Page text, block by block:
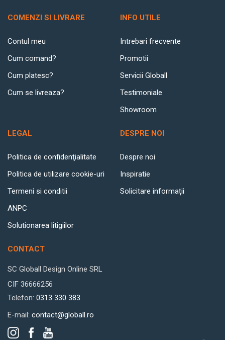
COMENZI SI LIVRARE
Contul meu
Cum comand?
Cum platesc?
Cum se livreaza?
INFO UTILE
Intrebari frecvente
Promotii
Servicii Globall
Testimoniale
Showroom
LEGAL
Politica de confidenţialitate
Politica de utilizare cookie-uri
Termeni si conditii
ANPC
Solutionarea litigiilor
DESPRE NOI
Despre noi
Inspiratie
Solicitare informații
CONTACT
SC Globall Design Online SRL
CIF 36666256
Telefon: 0313 330 383
E-mail: contact@globall.ro